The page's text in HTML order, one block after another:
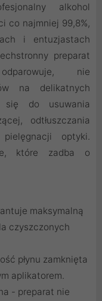
alkohol
co najmniej 99,8%,
i entuzjastach
preparat
nie
na delikatnych
się do usuwania
odtłuszczania
optyki.
które zadba o
maksymalną
czyszczonych
płynu zamknięta
aplikatorem.
- preparat nie